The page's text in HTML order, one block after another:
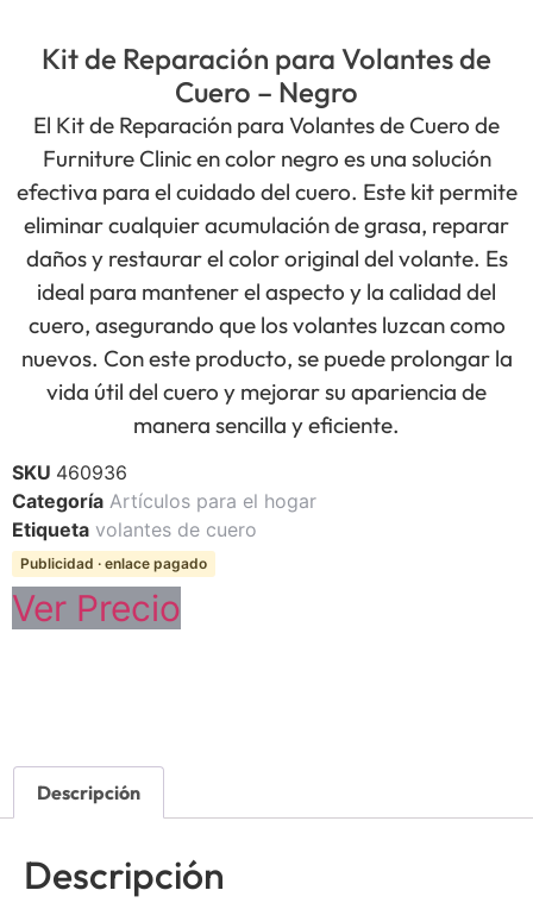
Kit de Reparación para Volantes de
Cuero – Negro
El Kit de Reparación para Volantes de Cuero de
Furniture Clinic en color negro es una solución
efectiva para el cuidado del cuero. Este kit permite
eliminar cualquier acumulación de grasa, reparar
daños y restaurar el color original del volante. Es
ideal para mantener el aspecto y la calidad del
cuero, asegurando que los volantes luzcan como
nuevos. Con este producto, se puede prolongar la
vida útil del cuero y mejorar su apariencia de
manera sencilla y eficiente.
SKU 460936
Categoría Artículos para el hogar
Etiqueta volantes de cuero
Publicidad · enlace pagado
Ver Precio
Descripción
Descripción